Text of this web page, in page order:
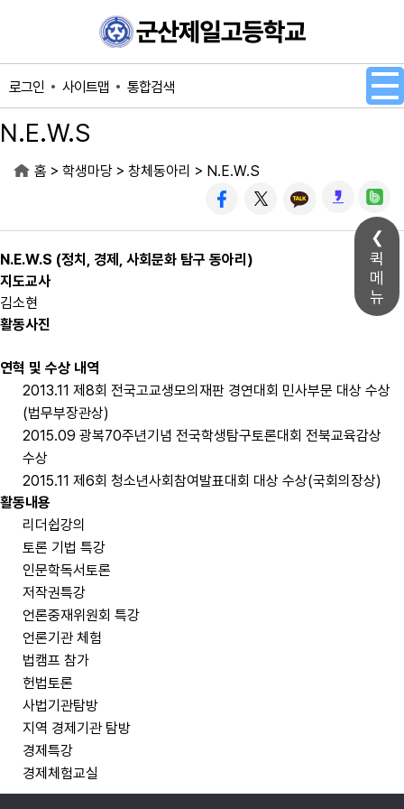
퀵
메
뉴
로그인 사이트맵 통합검색
N.E.W.S
홈 > 학생마당 > 창체동아리 > N.E.W.S
N.E.W.S (정치, 경제, 사회문화 탐구 동아리)
지도교사
김소현
활동사진
연혁 및 수상 내역
2013.11 제8회 전국고교생모의재판 경연대회 민사부문 대상 수상
(법무부장관상)
2015.09 광복70주년기념 전국학생탐구토론대회 전북교육감상
수상
2015.11 제6회 청소년사회참여발표대회 대상 수상(국회의장상)
활동내용
리더쉽강의
토론 기법 특강
인문학독서토론
저작권특강
언론중재위원회 특강
언론기관 체험
법캠프 참가
헌법토론
사법기관탐방
지역 경제기관 탐방
경제특강
경제체험교실